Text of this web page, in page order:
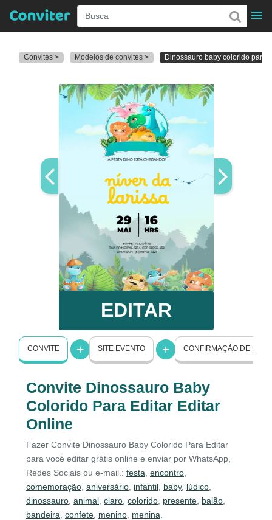
Convites > Modelos de convites > Dinossauro baby colorido para
EDITAR
CONVITE SITE EVENTO CONFIRMAÇÃO DE
Convite Dinossauro Baby
Colorido Para Editar Editar
Online
Fazer Convite Dinossauro Baby Colorido Para Editar
para você editar grátis online e enviar por WhatsApp,
Redes Sociais ou e-mail.: festa encontro
comemoração aniversário infantil baby, lúdico
dinossauro animal claro colorido presente balão
bandeira confete menino menina